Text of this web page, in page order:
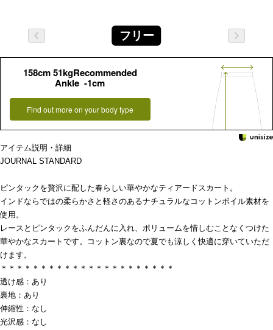
フリー
158cm 51kgRecommended
Ankle -1cm
Find out more on your body type
アイテム説明・詳細
JOURNAL STANDARD
ピンタックを贅沢に配した春らしい華やかなティアードスカート。
インドならではの柔らかさと軽さのあるナチュラルなコットンボイル素材を
使用。
レースとピンタックをふんだんに入れ、ボリュームを惜しむことなくつけた
華やかなスカートです。コットン裏なので夏でも涼しく快適に穿いていただ
けます。
＊＊＊＊＊＊＊＊＊＊＊＊＊＊＊＊＊＊＊＊＊＊
透け感：あり
裏地：あり
伸縮性：なし
光沢感：なし